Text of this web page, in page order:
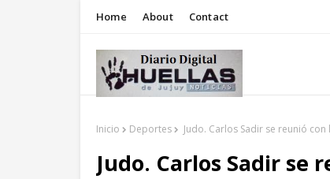
Home About Contact
Inicio Deportes Judo. Carlos Sadir se reunió
Judo. Carlos Sadir